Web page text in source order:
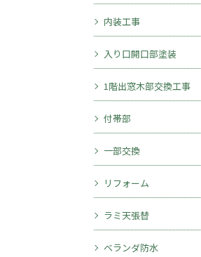
内装工事
入り口開口部塗装
1階出窓木部交換工事
付帯部
一部交換
リフォーム
ラミ天張替
ベランダ防水